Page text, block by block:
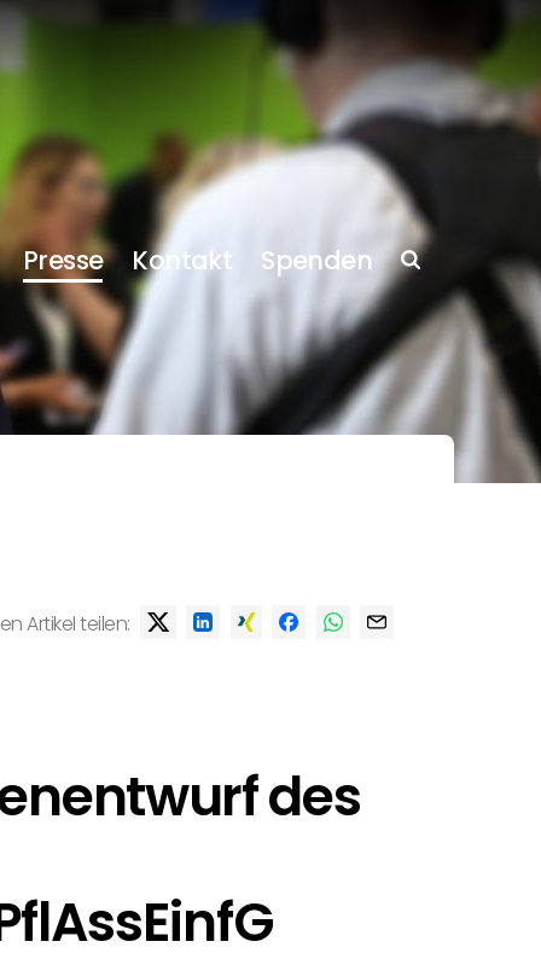
Presse Kontakt Spenden
Artikel teilen:
des